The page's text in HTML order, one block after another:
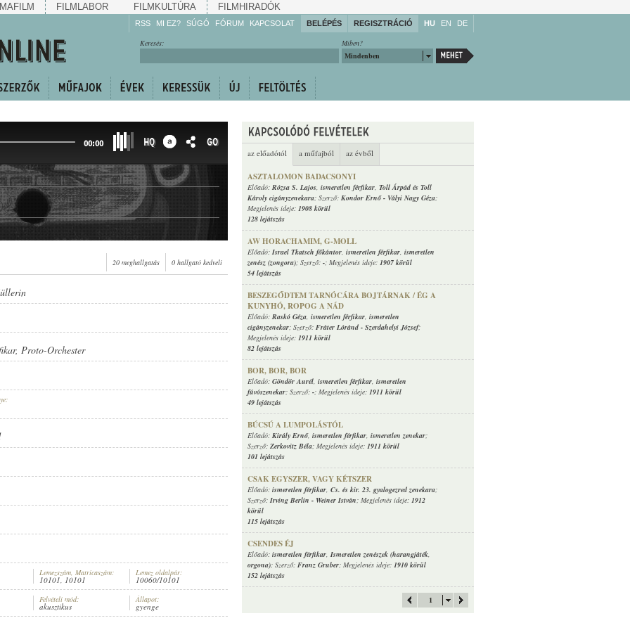
MAFILM FILMLABOR FILMKULTÚRA FILMHIRADÓK
RSS MI EZ? SÚGÓ
Gyarapítsa!
FÓRUM KAPCSOLAT BELÉPÉS REGISZTRÁCIÓ HU EN DE
Miben?
Mindenben
Keresés:
az előadótól a műfajból az évből
ASZTALOMON BADACSONYI
Előadó: Rózsa S. Lajos, ismeretlen férfikar, Toll Árpád és Toll
Károly cigányzenekara; Szerző: Kondor Ernő- Vályi Nagy Géza;
Megjelenés ideje: 1908 körül
128 lejátszás
AW HORACHAMIM, G-MOLL
Előadó: Israel Tkatsch főkántor, ismeretlen férfikar, ismeretlen
zenész (zongora); Szerző: -; Megjelenés ideje: 1907 körül
54 lejátszás
BESZEGŐDTEM TARNÓCÁRA BOJTÁRNAK / ÉG A
KUNYHÓ, ROPOG A NÁD
Előadó: Raskó Géza, ismeretlen férfikar, ismeretlen
cigányzenekar; Szerző: Fráter Lóránd - Szerdahelyi József;
Megjelenés ideje: 1911 körül
82 lejátszás
BOR, BOR, BOR
Előadó: Göndör Aurél, ismeretlen férfikar, ismeretlen
fúvószenekar; Szerző: -; Megjelenés ideje: 1911 körül
49 lejátszás
BÚCSÚ A LUMPOLÁSTÓL
Előadó: Király Ernő, ismeretlen férfikar, ismeretlen zenekar;
Szerző: Zerkovitz Béla; Megjelenés ideje: 1911 körül
101 lejátszás
CSAK EGYSZER, VAGY KÉTSZER
Előadó: ismeretlen férfikar, Cs. és kir. 23. gyalogezred zenekara;
Szerző: Irving Berlin - Weiner István; Megjelenés ideje: 1912
körül
115 lejátszás
CSENDES ÉJ
Előadó: ismeretlen férfikar, Ismeretlen zenészek (harangjáték,
orgona); Szerző: Franz Gruber; Megjelenés ideje: 1910 körül
152 lejátszás
1
00:00 HQ GO
20 meghallgatás 0 hallgató kedveli
, Proto-Orchester
Lemezszám, Matricaszám:
10101, 10101
Lemez oldalpár:
10060/10101
Felvételi mód:
akusztikus
Állapot:
gyenge